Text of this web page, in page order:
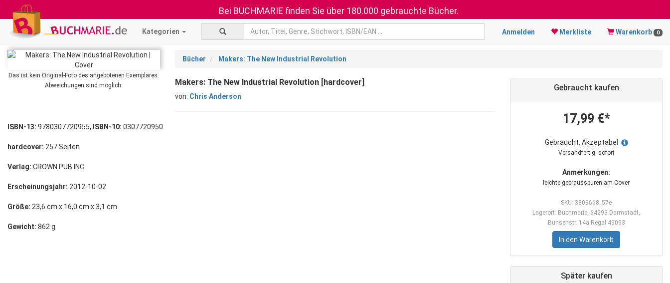
Bei BUCHMARIE finden Sie über 180.000 gebrauchte Bücher.
Kategorien Anmelden Merkliste Warenkorb 0
Das ist kein Original-Foto des angebotenen Exemplares.
Abweichungen sind möglich.
Bücher Makers: The New Industrial Revolution
Makers: The New Industrial Revolution [hardcover]
von: Chris Anderson
Gebraucht kaufen
17,99 €*
Gebraucht, Akzeptabel
Versandfertig: sofort
Anmerkungen:
leichte gebrausspuren am Cover
SKU: 3809668_57e
Lagerort: Buchmarie, 64293 Darmstadt,
Bunsenstr. 14a Regal 49093
In den Warenkorb
Später kaufen
ISBN-13: 9780307720955, ISBN-10: 0307720950
hardcover: 257 Seiten
Verlag: CROWN PUB INC
Erscheinungsjahr: 2012-10-02
Größe: 23,6 cm x 16,0 cm x 3,1 cm
Gewicht: 862 g